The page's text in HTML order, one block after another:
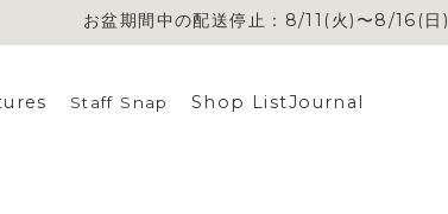
お盆期間中の配送停止：8/11(火)〜8/16(日)
お盆期間中の配送停止：8/11(火)〜8/16(日)
Staff Snap Shop ListJournal